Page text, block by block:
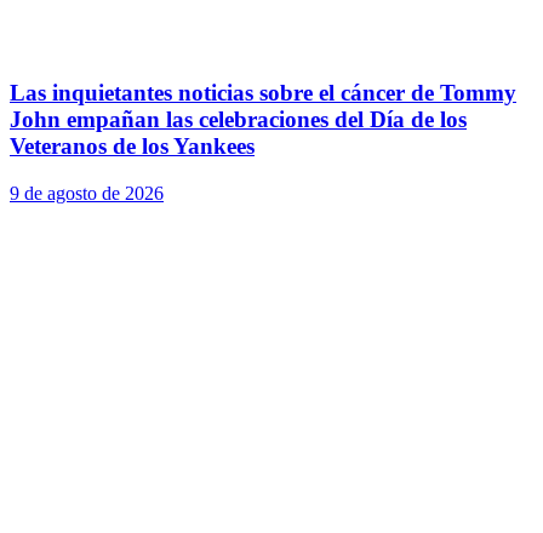
Las inquietantes noticias sobre el cáncer de Tommy
John empañan las celebraciones del Día de los
Veteranos de los Yankees
9 de agosto de 2026